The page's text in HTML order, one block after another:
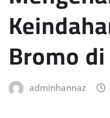
Bromo
adminhannaz